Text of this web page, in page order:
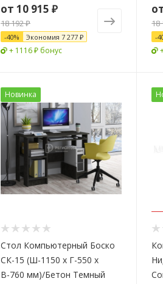
от 10 915 ₽
18 192 ₽
-40% Экономия 7 277 ₽
+ 1116 ₽ бонус
18
-
Новинка
Стол Компьютерный Боско
СК-15 (Ш-1150 х Г-550 х
В-760 мм)/Бетон Темный